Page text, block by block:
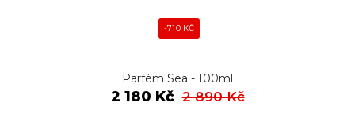
-710 KČ
Parfém Sea - 100ml
2 180 Kč 2 890 Kč